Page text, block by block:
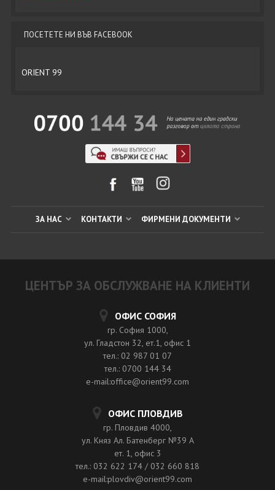
ПОСЕТЕТЕ НИ ВЪВ FACEBOOK
ORIENT 99
ЗА НАС КОНТАКТИ ФИРМЕНИ ДОКУМЕНТИ
ЦЕНТЪР ЗА ОБСЛУЖВАНЕ НА КЛИЕНТИ
ОФИС СОФИЯ
гр. София 1000,
ул. Гладстон 32, ет.1, офис 1
тел.: 02 987 01 07
тел.: 0700 144 34
e-mail:office@orient99.com
ОФИС ПЛОВДИВ
гр. Пловдив 4000,
ул. Княз Ал. Батенберг №39 A
ет. 1, офис 3
тел.: 032 622 174 / 032 660 818
e-mail:plovdiv@orient99.com